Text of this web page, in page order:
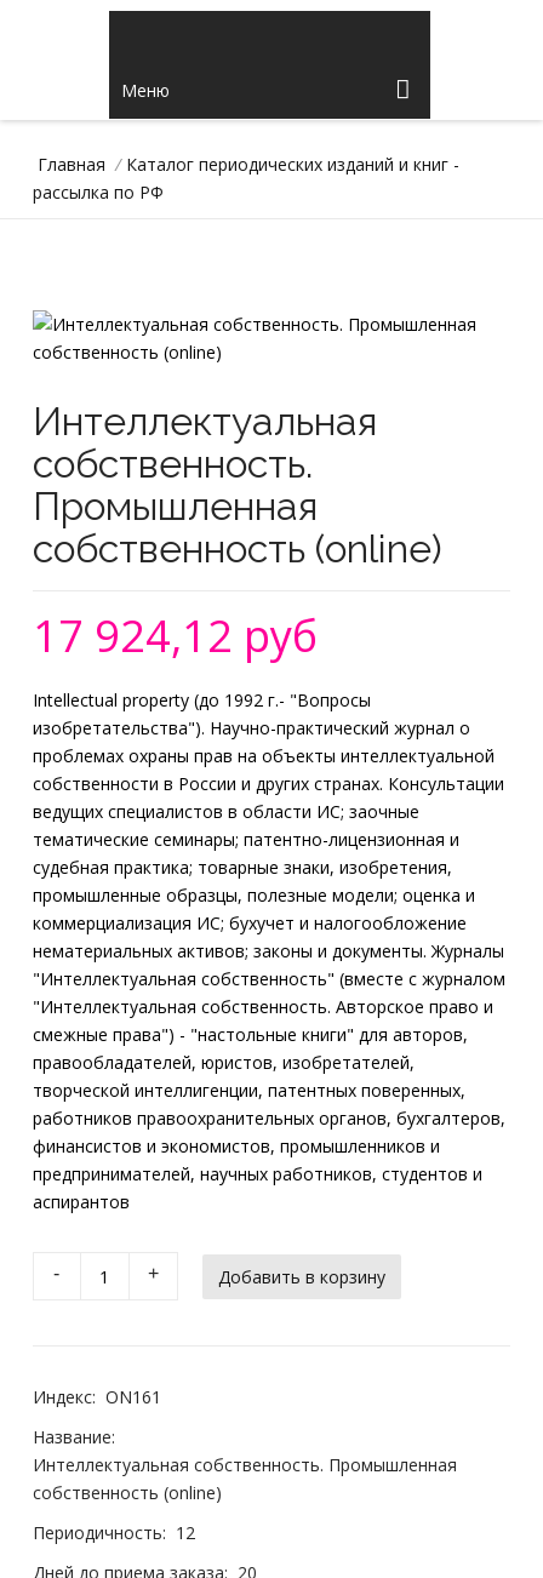
Меню
Главная / Каталог периодических изданий и книг -
рассылка по РФ
Интеллектуальная
собственность.
Промышленная
собственность (online)
17 924,12 руб
Intellectual property (до 1992 г.- "Вопросы
изобретательства"). Научно-практический журнал о
проблемах охраны прав на объекты интеллектуальной
собственности в России и других странах. Консультации
ведущих специалистов в области ИС; заочные
тематические семинары; патентно-лицензионная и
судебная практика; товарные знаки, изобретения,
промышленные образцы, полезные модели; оценка и
коммерциализация ИС; бухучет и налогообложение
нематериальных активов; законы и документы. Журналы
"Интеллектуальная собственность" (вместе с журналом
"Интеллектуальная собственность. Авторское право и
смежные права") - "настольные книги" для авторов,
правообладателей, юристов, изобретателей,
творческой интеллигенции, патентных поверенных,
работников правоохранительных органов, бухгалтеров,
финансистов и экономистов, промышленников и
предпринимателей, научных работников, студентов и
аспирантов
- +
Индекс: ON161
Название:
Интеллектуальная собственность. Промышленная
собственность (online)
Периодичность: 12
Дней до приема заказа: 20